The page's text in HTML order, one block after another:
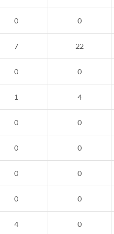
0 0
7 22
0 0
1 4
0 0
0 0
0 0
0 0
4 0